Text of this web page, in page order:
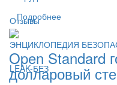
Отзывы
ЭНЦИКЛОПЕДИЯ
LEAK-БЕЗ
Подробнее
Open Standard
долларовый